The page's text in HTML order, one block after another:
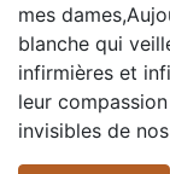
mes
blanche qui
infirmières et
leur
invisibles de